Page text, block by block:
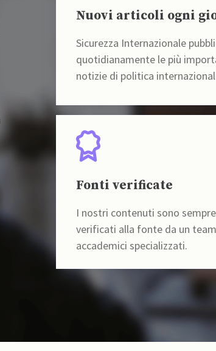
Nuovi articoli ogni
Sicurezza Internazionale
quotidianamente le più
notizie di politica
Fonti verificate
I nostri contenuti sono sempre
verificati alla fonte da un
accademici specializzati.